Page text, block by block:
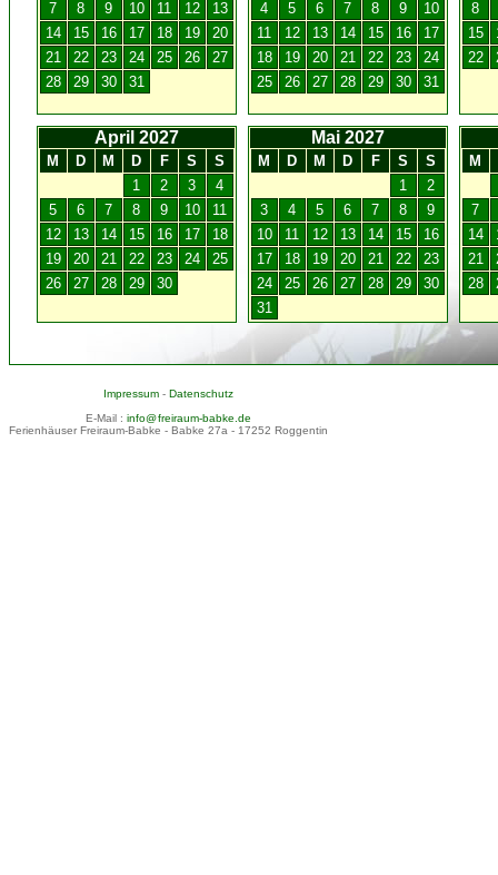
7
8 9 10 11 12
13
14
15 16 17 18 19
20
21
22 23 24 25 26
27
28
29 30 31
4
5 6 7 8 9
10
11
12 13 14 15 16
17
18
19 20 21 22 23
24
25
26 27 28 29 30 31
8
15
22
April 2027
M D M D F S
S
1
2 3
4
5
6 7 8 9 10
11
12
13 14 15 16 17
18
19
20 21 22 23 24
25
26
27 28 29 30
Mai 2027
M D M D F S
S
1
2
3
4 5 6 7 8
9
10
11 12 13 14 15
16
17
18 19 20 21 22
23
24
25 26 27 28 29
30
31
M
7
14
21
28
Impressum - Datenschutz
E-Mail : info@freiraum-babke.de
Ferienhäuser Freiraum-Babke - Babke 27a - 17252 Roggentin